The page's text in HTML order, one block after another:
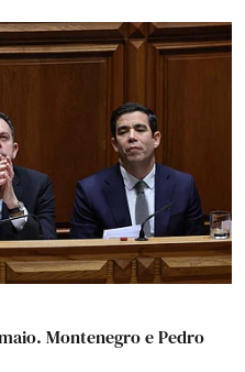
Montenegro e Pedro